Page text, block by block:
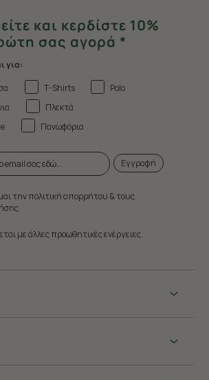
και κερδίστε 10%
σας αγορά *
για:
T-Shirts
Polo
Πλεκτά
Πανωφόρια
Εγγραφή
την πολιτική απορρήτου & τους
με άλλες προωθητικές ενέργειες.